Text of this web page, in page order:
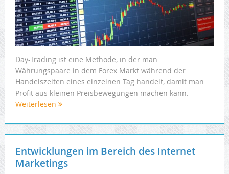
Day-Trading ist eine Methode, in der man
Währungspaare in dem Forex Markt während der
Handelszeiten eines einzelnen Tag handelt, damit man
Profit aus kleinen Preisbewegungen machen kann.
Weiterlesen
Entwicklungen im Bereich des Internet
Marketings